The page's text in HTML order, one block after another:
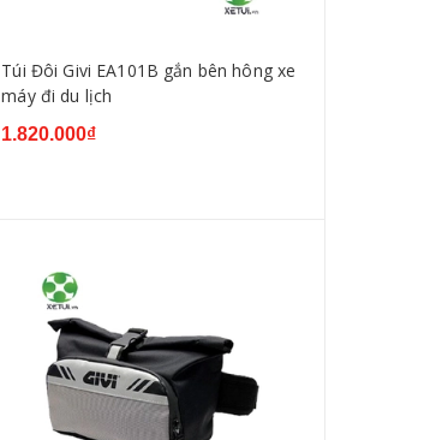
Túi Đôi Givi EA101B gắn bên hông xe
máy đi du lịch
1.820.000₫